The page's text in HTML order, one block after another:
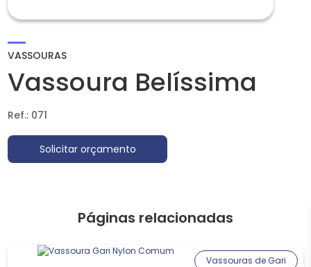
VASSOURAS
Vassoura Belíssima
Ref.: 071
Solicitar orçamento
Páginas relacionadas
Vassouras de Gari